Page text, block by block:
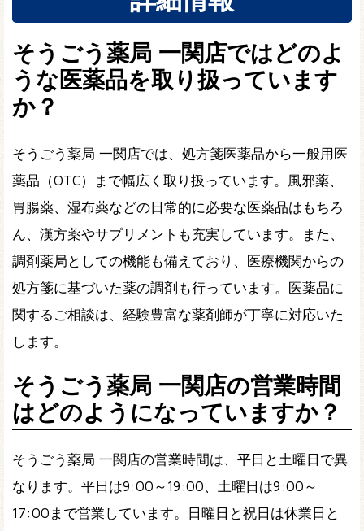
そうごう薬局 一関店ではどのよ
うな医薬品を取り扱っています
か？
そうごう薬局 一関店では、処方箋医薬品から一般用医
薬品（OTC）まで幅広く取り扱っています。風邪薬、
胃腸薬、湿布薬などの日常的に必要な医薬品はもちろ
ん、漢方薬やサプリメントも充実しています。また、
調剤薬局としての機能も備えており、医療機関からの
処方箋に基づいた薬の調剤も行っています。医薬品に
関するご相談は、経験豊富な薬剤師が丁寧に対応いた
します。
そうごう薬局 一関店の営業時間
はどのようになっていますか？
そうごう薬局 一関店の営業時間は、平日と土曜日で異
なります。平日は9:00～19:00、土曜日は9:00～
17:00まで営業しています。日曜日と祝日は休業日と